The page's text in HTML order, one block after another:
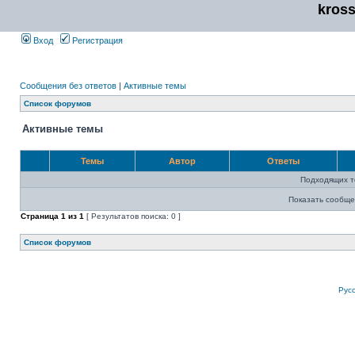
Вход Регистрация
Сообщения без ответов | Активные темы
Список форумов
Активные темы
Темы Автор Ответы
Подходящих
Показать
Страница 1 из 1 [ Результатов поиска: 0 ]
Список форумов